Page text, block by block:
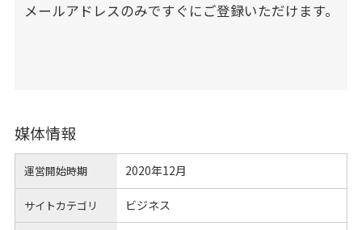
メールアドレスのみですぐにご登録いただけます。
媒体情報
運営開始時期 2020年12月
サイトカテゴリ ビジネス